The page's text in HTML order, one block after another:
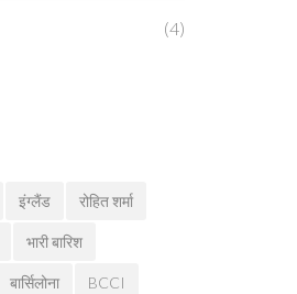
(4)
इंग्लैंड रोहित शर्मा
भारी बारिश
बार्सिलोना BCCI